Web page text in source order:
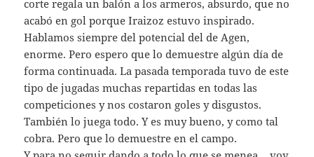
corte regala un balón a los armeros, absurdo, que no
acabó en gol porque Iraizoz estuvo inspirado.
Hablamos siempre del potencial del de Agen,
enorme. Pero espero que lo demuestre algún día de
forma continuada. La pasada temporada tuvo de este
tipo de jugadas muchas repartidas en todas las
competiciones y nos costaron goles y disgustos.
También lo juega todo. Y es muy bueno, y como tal
cobra. Pero que lo demuestre en el campo.